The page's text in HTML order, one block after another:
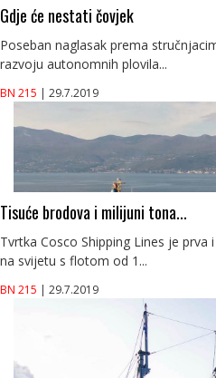
Gdje će nestati čovjek
Poseban naglasak prema
razvoju autonomnih plovila...
BN 215 | 29.7.2019
Tisuće brodova i milijuni tona...
Tvrtka Cosco Shipping Lines je
na svijetu s flotom od 1...
BN 215 | 29.7.2019